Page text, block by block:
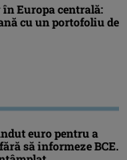
în Europa centrală:
cu un portofoliu de
euro pentru a
să informeze BCE.